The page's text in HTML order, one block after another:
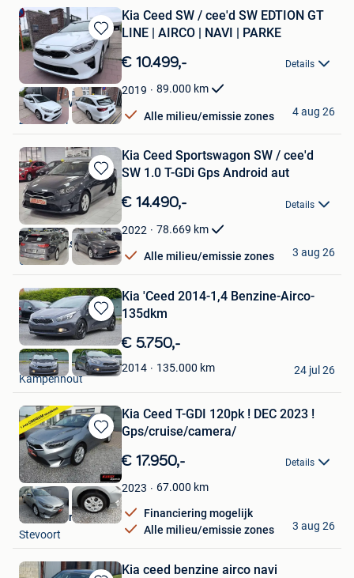
Bewaren
in
Mijn
Favorieten
Kia Ceed SW / cee'd SW EDTION GT
LINE | AIRCO | NAVI | PARKE
€ 10.499,- Details
2019 89.000 km
Alle milieu/emissie zones
Deal & Drive Motors
Zaventem
4 aug 26
Bewaren
in
Mijn
Favorieten
Kia Ceed Sportswagon SW / cee'd
SW 1.0 T-GDi Gps Android aut
€ 14.490,- Details
2022 78.669 km
Alle milieu/emissie zones
Garage l'As de l'auto
Chatelet
3 aug 26
Bewaren
in
Mijn
Favorieten
Kia 'Ceed 2014-1,4 Benzine-Airco-
135dkm
€ 5.750,-
2014 135.000 km
KN
Kampenhout
24 jul 26
Bewaren
in
Mijn
Favorieten
Kia Ceed T-GDI 120pk ! DEC 2023 !
Gps/cruise/camera/
€ 17.950,- Details
2023 67.000 km
Financiering mogelijk
Alle milieu/emissie zones
Karitt Sports
Stevoort
3 aug 26
Kia ceed benzine airco navi